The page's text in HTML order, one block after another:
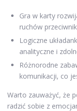
Gra w karty
ruchów
Logiczne
analityczne i
Różnorodne
komunikacji, co
Warto zauważyć, że
radzić sobie z